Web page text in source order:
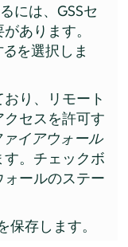
には、GSSセ
あります。
を選択しま
り、リモート
セスを許可す
イアウォール
す。チェックボ
ールのステー
存します。